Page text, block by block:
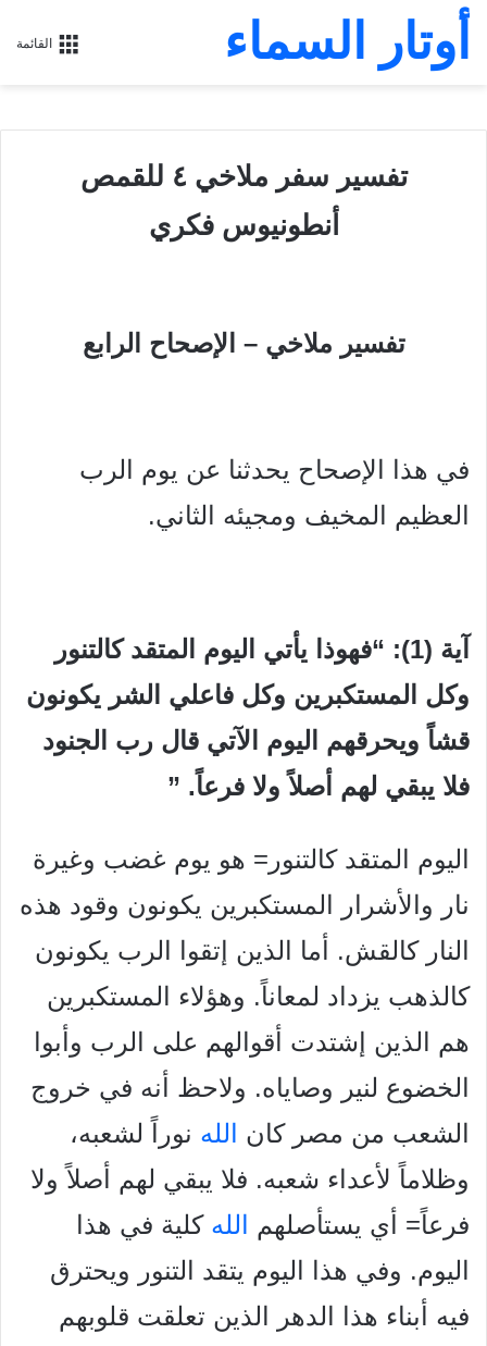
القائمة أوتار السماء
تفسير سفر ملاخي ٤ للقمص
أنطونيوس فكري
تفسير ملاخي – الإصحاح الرابع
في هذا الإصحاح يحدثنا عن يوم الرب
العظيم المخيف ومجيئه الثاني.
آية (1): “فهوذا يأتي اليوم المتقد كالتنور
وكل المستكبرين وكل فاعلي الشر يكونون
قشاً ويحرقهم اليوم الآتي قال رب الجنود
فلا يبقي لهم أصلاً ولا فرعاً. ”
اليوم المتقد كالتنور= هو يوم غضب وغيرة
نار والأشرار المستكبرين يكونون وقود هذه
النار كالقش. أما الذين إتقوا الرب يكونون
كالذهب يزداد لمعاناً. وهؤلاء المستكبرين
هم الذين إشتدت أقوالهم على الرب وأبوا
الخضوع لنير وصاياه. ولاحظ أنه في خروج
الشعب من مصر كان
الله نوراً لشعبه،
وظلاماً لأعداء شعبه. فلا يبقي لهم أصلاً ولا
فرعاً= أي يستأصلهم
الله كلية في هذا
اليوم. وفي هذا اليوم يتقد التنور ويحترق
فيه أبناء هذا الدهر الذين تعلقت قلوبهم